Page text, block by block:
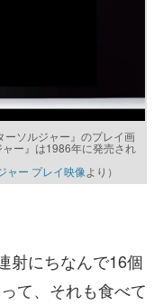
ーソルジャー』のプレイ画
ー』は1986年に発売され
ャー プレイ映像より）
射にちなんで16個
て、それも食べて